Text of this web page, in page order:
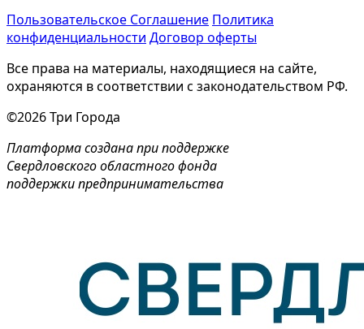
Пользовательское Соглашение Политика
конфиденциальности Договор оферты
Все права на материалы, находящиеся на сайте,
охраняются в соответствии с законодательством РФ.
©2026 Три Города
Платформа создана при поддержке
Свердловского областного фонда
поддержки предпринимательства